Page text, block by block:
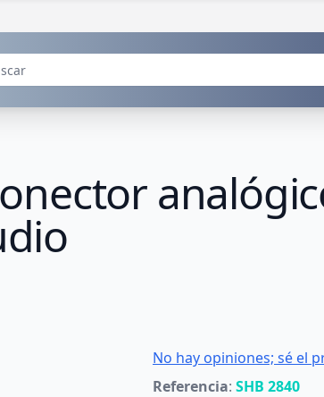
No hay opiniones; sé el
Referencia: SHB 2840